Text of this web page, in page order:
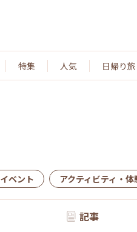
特集 人気 日帰り旅
イベント アクティビティ・体
記事